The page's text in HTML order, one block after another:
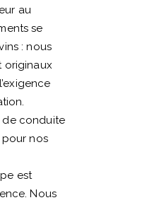
au
se
: nous
originaux
de conduite
nos
est
Nous